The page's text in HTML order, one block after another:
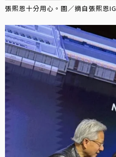
張熙恩十分用心。圖／摘自張熙恩IG